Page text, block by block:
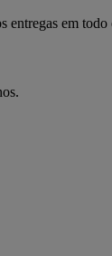
entregas em todo